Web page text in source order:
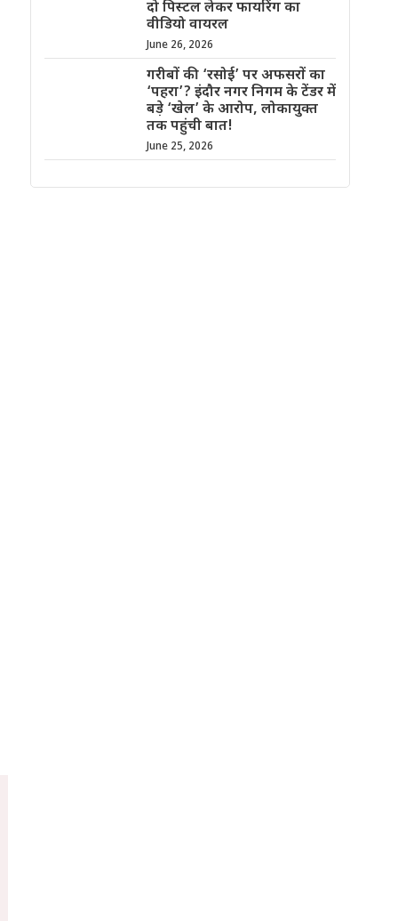
दो पिस्टल लेकर फायरिंग का
वीडियो वायरल
June 26, 2026
गरीबों की ‘रसोई’ पर अफसरों का
‘पहरा’? इंदौर नगर निगम के टेंडर में
बड़े ‘खेल’ के आरोप, लोकायुक्त
तक पहुंची बात!
June 25, 2026